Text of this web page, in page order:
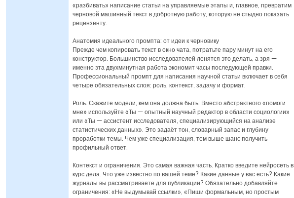
«разбивать» написание статьи на управляемые этапы и, главное, превратим
черновой машинный текст в добротную работу, которую не стыдно показать
рецензенту.
Анатомия идеального промпта: от идеи к черновику
Прежде чем копировать текст в окно чата, потратьте пару минут на его
конструктор. Большинство исследователей ленятся это делать, а зря —
именно эта двухминутная работа экономит часы последующей правки.
Профессиональный промпт для написания научной статьи включает в себя
четыре обязательных слоя: роль, контекст, задачу и формат.
Роль. Скажите модели, кем она должна быть. Вместо абстрактного «помоги
мне» используйте «Ты — опытный научный редактор в области социологии»
или «Ты — ассистент исследователя, специализирующийся на анализе
статистических данных». Это задаёт тон, словарный запас и глубину
проработки темы. Чем уже специализация, тем выше шанс получить
профильный ответ.
Контекст и ограничения. Это самая важная часть. Кратко введите нейросеть в
курс дела. Что уже известно по вашей теме? Какие данные у вас есть? Какие
журналы вы рассматриваете для публикации? Обязательно добавляйте
ограничения: «Не выдумывай ссылки», «Пиши формальным, но простым